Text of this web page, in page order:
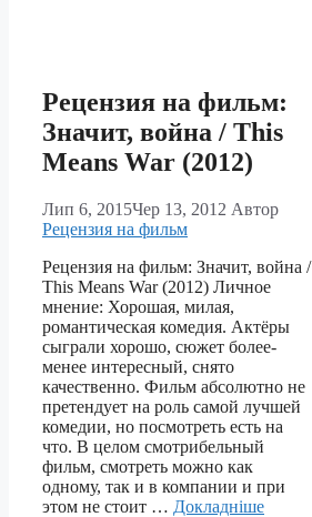
Рецензия на фильм:
Значит, война / This
Means War (2012)
Лип 6, 2015Чер 13, 2012 Автор
Рецензия на фильм
Рецензия на фильм: Значит, война /
This Means War (2012) Личное
мнение: Хорошая, милая,
романтическая комедия. Актёры
сыграли хорошо, сюжет более-
менее интересный, снято
качественно. Фильм абсолютно не
претендует на роль самой лучшей
комедии, но посмотреть есть на
что. В целом смотрибельный
фильм, смотреть можно как
одному, так и в компании и при
этом не стоит … Докладніше